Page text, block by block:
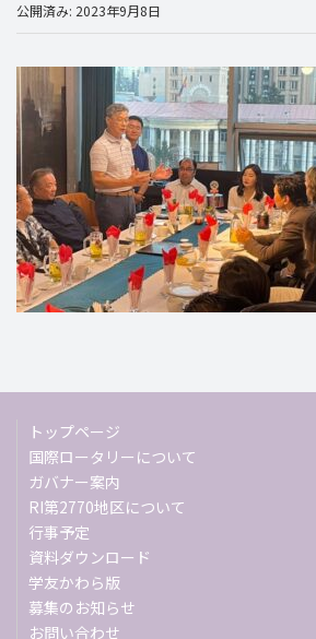
公開済み: 2023年9月8日
トップページ
国際ロータリーについて
ガバナー案内
RI第2770地区について
行事予定
資料ダウンロード
学友かわら版
募集のお知らせ
お問い合わせ